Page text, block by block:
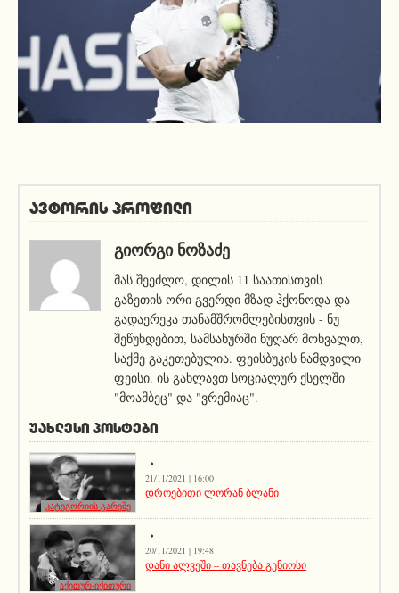
ავტორის პროფილი
ᲒᲘᲝᲠᲒᲘ ᲜᲝᲖᲐᲫᲔ
მას შეეძლო, დილის 11 საათისთვის
გაზეთის ორი გვერდი მზად ჰქონოდა და
გადაერეკა თანამშრომლებისთვის - ნუ
შეწუხდებით, სამსახურში ნუღარ მოხვალთ,
საქმე გაკეთებულია. ფეისბუკის ნამდვილი
ფეისი. ის გახლავთ სოციალურ ქსელში
"მოამბეც" და "ვრემიაც".
ᲣᲐᲮᲚᲔᲡᲘ ᲞᲝᲡᲢᲔᲑᲘ
კატეგორიის გარეშე
21/11/2021 | 16:00
დროებითი ლორან ბლანი
აქეთურ-იქითური
20/11/2021 | 19:48
დანი ალვეში – თავნება გენიოსი